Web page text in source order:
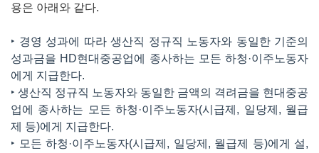
용은 아래와 같다.
‣ 경영 성과에 따라 생산직 정규직 노동자와 동일한 기준의
성과금을 HD현대중공업에 종사하는 모든 하청·이주노동자
에게 지급한다.
‣ 생산직 정규직 노동자와 동일한 금액의 격려금을 현대중공
업에 종사하는 모든 하청·이주노동자(시급제, 일당제, 월급
제 등)에게 지급한다.
‣ 모든 하청·이주노동자(시급제, 일당제, 월급제 등)에게 설,